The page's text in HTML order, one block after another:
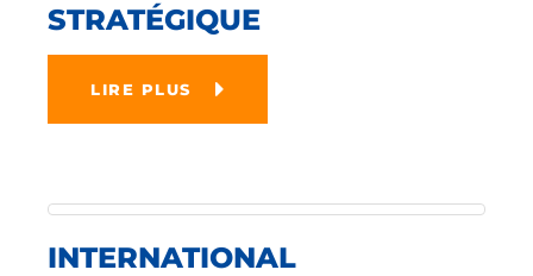
STRATÉGIQUE
LIRE PLUS
INTERNATIONAL